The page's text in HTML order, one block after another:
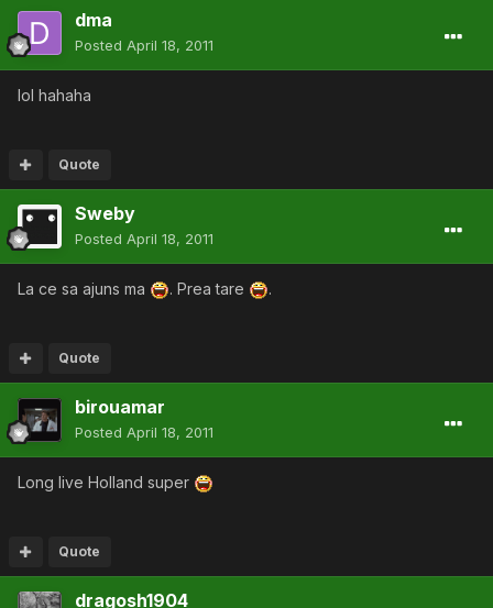
dma
Posted April 18, 2011
lol hahaha
Quote
Sweby
Posted April 18, 2011
La ce sa ajuns ma . Prea tare .
Quote
birouamar
Posted April 18, 2011
Long live Holland super
Quote
dragosh1904